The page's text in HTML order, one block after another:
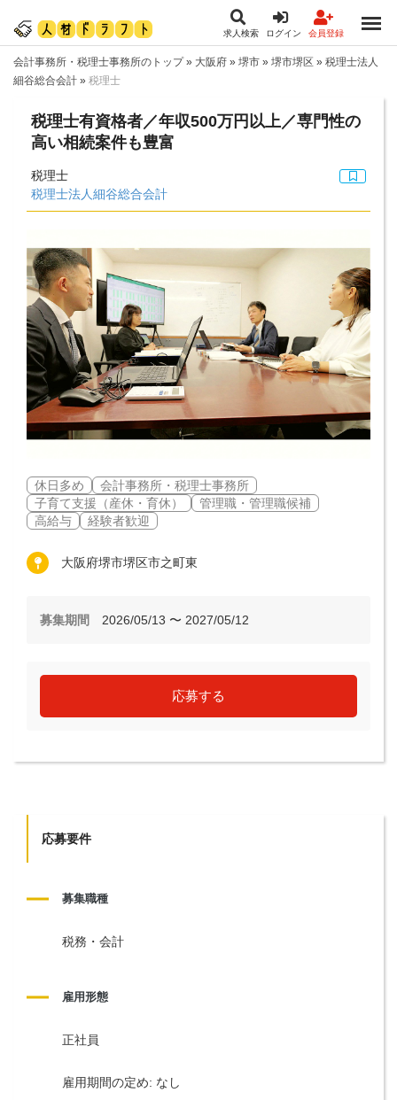
求人検索 ログイン 会員登録
会計事務所・税理士事務所のトップ» 大阪府 » 堺市 » 堺市堺区 » 税理士法人
細谷総合会計 » 税理士
税理士有資格者／年収500万円以上／専門性の
高い相続案件も豊富
税理士
税理士法人細谷総合会計
休日多め
会計事務所・税理士事務所
子育て支援（産休・育休）
管理職・管理職候補
高給与
経験者歓迎
大阪府堺市堺区市之町東
募集期間 2026/05/13 〜 2027/05/12
応募する
応募要件
募集職種
税務・会計
雇用形態
正社員
雇用期間の定め: なし